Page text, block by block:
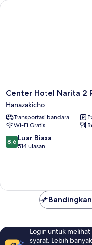
Center
Hotel
Narita
2
R51
Hanazakicho
Center Hotel Narita 2
Hanazakicho
Transportasi bandara
Wi-Fi Gratis
8.6
dari
ulasan
8,6 Luar Biasa
514 ulasan
Center Hotel Narita 2 R51
Login untuk
syarat. Lebih